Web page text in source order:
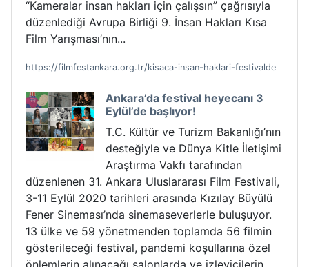
“Kameralar insan hakları için çalışsın” çağrısıyla
düzenlediği Avrupa Birliği 9. İnsan Hakları Kısa
Film Yarışması’nın...
https://filmfestankara.org.tr/kisaca-insan-haklari-festivalde
Ankara’da festival heyecanı 3
Eylül’de başlıyor!
T.C. Kültür ve Turizm Bakanlığı’nın
desteğiyle ve Dünya Kitle İletişimi
Araştırma Vakfı tarafından
düzenlenen 31. Ankara Uluslararası Film Festivali,
3-11 Eylül 2020 tarihleri arasında Kızılay Büyülü
Fener Sineması’nda sinemaseverlerle buluşuyor.
13 ülke ve 59 yönetmenden toplamda 56 filmin
gösterileceği festival, pandemi koşullarına özel